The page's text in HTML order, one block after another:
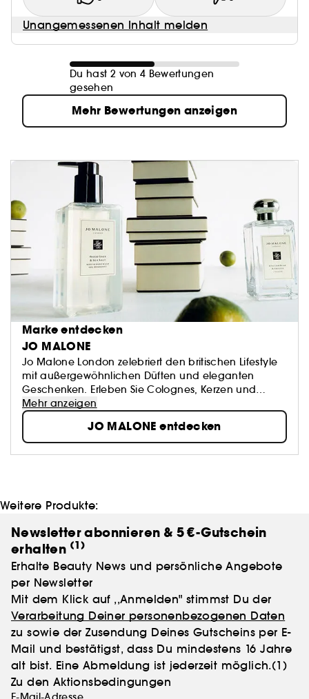
Unangemessenen Inhalt melden
Du hast 2 von 4 Bewertungen
gesehen
Mehr Bewertungen anzeigen
Marke entdecken
JO MALONE
Jo Malone London zelebriert den britischen Lifestyle
mit außergewöhnlichen Düften und eleganten
Geschenken. Erleben Sie Colognes, Kerzen und
Körperpflegeprodukte, die für eine persönliche Note
individuell miteinander kombiniert werden können.
Jeder Duft ist aus hochwertigsten Ingredienzen
hergestellt, maßgeschneidert, exquisit und schlicht.
Immer ein wenig unerwartet. Liebevoll verpackt in
Mehr anzeigen
JO MALONE entdecken
Weitere Produkte:
Newsletter abonnieren & 5 €-Gutschein
erhalten (1)
Erhalte Beauty News und persönliche Angebote
per Newsletter
Mit dem Klick auf ,,Anmelden" stimmst Du der
Verarbeitung Deiner personenbezogenen Daten
zu sowie der Zusendung Deines Gutscheins per E-
Mail und bestätigst, dass Du mindestens 16 Jahre
alt bist. Eine Abmeldung ist jederzeit möglich.(1)
Zu den Aktionsbedingungen